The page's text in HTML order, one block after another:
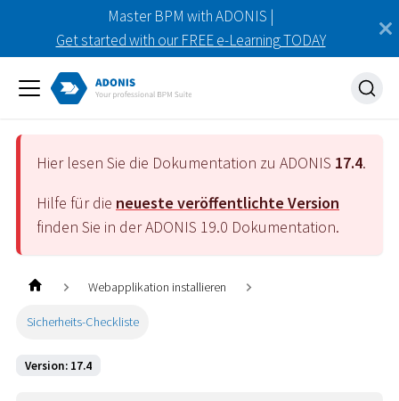
Master BPM with ADONIS |
Get started with our FREE e-Learning TODAY
Hier lesen Sie die Dokumentation zu ADONIS 17.4.
Hilfe für die neueste veröffentlichte Version
finden Sie in der ADONIS 19.0 Dokumentation.
Webapplikation installieren
Sicherheits-Checkliste
Version: 17.4